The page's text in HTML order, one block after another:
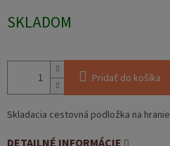
cena:
SKLADOM
Pridať do košíka
Skladacia cestovná podložka na hranie